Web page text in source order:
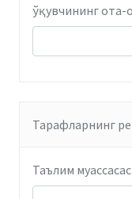
ўқувчининг ота-
Тарафларнинг
Таълим